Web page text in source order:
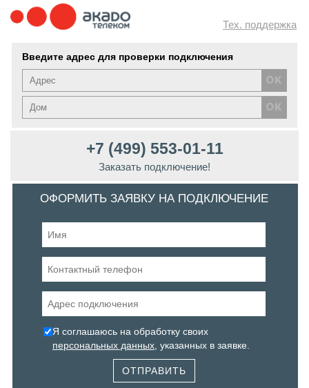
Тех. поддержка
Введите адрес для проверки подключения
+7 (499) 553-01-11
Заказать подключение!
ОФОРМИТЬ ЗАЯВКУ НА ПОДКЛЮЧЕНИЕ
Я соглашаюсь на обработку своих
персональных данных , указанных в заявке.
ОТПРАВИТЬ